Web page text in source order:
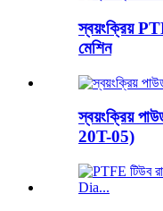
স্বয়ংক্রিয়
মেশিন
স্বয়ংক্রিয়
20T-05)